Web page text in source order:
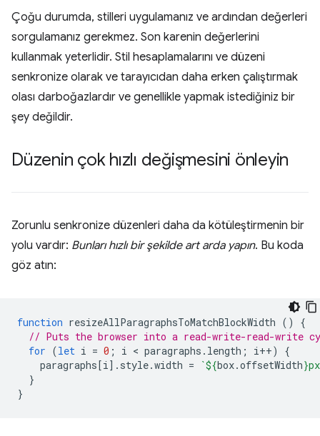
Çoğu durumda, stilleri uygulamanız ve ardından değerleri
sorgulamanız gerekmez. Son karenin değerlerini
kullanmak yeterlidir. Stil hesaplamalarını ve düzeni
senkronize olarak ve tarayıcıdan daha erken çalıştırmak
olası darboğazlardır ve genellikle yapmak istediğiniz bir
şey değildir.
Düzenin çok hızlı değişmesini önleyin
Zorunlu senkronize düzenleri daha da kötüleştirmenin bir
yolu vardır: Bunları hızlı bir şekilde art arda yapın. Bu koda
göz atın:
function resizeAllParagraphsToMatchBlockWidth ()
{
// Puts the browser into a read-write-read-write
for (let i = 0 ; i < paragraphs . length ; i++)
{
paragraphs[i]. style.width = `${box.offsetWidth}
}
}